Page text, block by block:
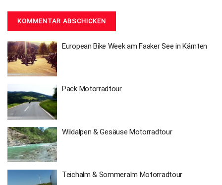
European Bike Week am Faaker See in Kärnten
Pack Motorradtour
Wildalpen & Gesäuse Motorradtour
Teichalm & Sommeralm Motorradtour